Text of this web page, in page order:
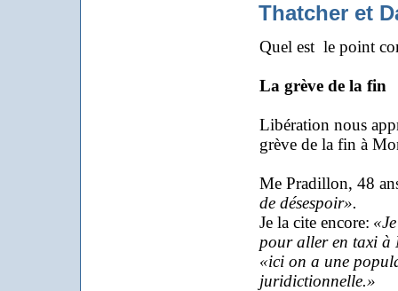
Thatcher et
Quel est le point
La grève de la fin
Libération nous
grève de la fin à
Me Pradillon, 48
de désespoir».
Je la cite encore:
pour aller en taxi à
«ici on a une
juridictionnelle.»